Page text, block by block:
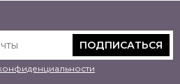
ПОДПИСАТЬСЯ